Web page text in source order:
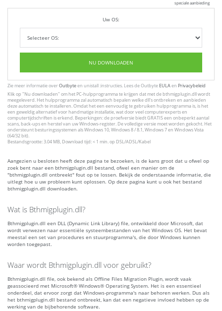
speciale aanbieding
Uw OS:
NU DOWNLOADEN
Zie meer informatie overOutbyteen unistall :instructies. Lees de Outbyte EULAen Privacybeleid
Klik op "Nu downloaden" om het PC-hulpprogramma te krijgen dat met de bthmigplugin.dll wordt
meegeleverd. Het hulpprogramma zal automatisch bepalen welke dll's ontbreken en aanbieden
deze automatisch te installeren. Omdat het een eenvoudig te gebruiken hulpprogramma is, is het
een geweldig alternatief voor handmatige installatie, wat door veel computerexperts en
computertijdschriften is erkend. Beperkingen: de proefversie biedt GRATIS een onbeperkt aantal
scans, back-ups en herstel van uw Windows-register. De volledige versie moet worden gekocht. Het
ondersteunt besturingssystemen als Windows 10, Windows 8 / 8.1, Windows 7 en Windows Vista
(64/32 bit).
Bestandsgrootte: 3.04 MB, Download tijd: < 1 min. op DSL/ADSL/Kabel
Aangezien u besloten heeft deze pagina te bezoeken, is de kans groot dat u ofwel op
zoek bent naar een bthmigplugin.dll bestand, ofwel een manier om de
"bthmigplugin.dll ontbreekt" fout op te lossen. Bekijk de onderstaande informatie, die
uitlegt hoe u uw probleem kunt oplossen. Op deze pagina kunt u ook het bestand
bthmigplugin.dll downloaden.
Wat is Bthmigplugin.dll?
Bthmigplugin.dll een DLL (Dynamic Link Library) file, ontwikkeld door Microsoft, dat
wordt verwezen naar essentiële systeembestanden van het Windows OS. Het bevat
meestal een set van procedures en stuurprogramma's, die door Windows kunnen
worden toegepast.
Waar wordt Bthmigplugin.dll voor gebruikt?
Bthmigplugin.dll file, ook bekend als Offline Files Migration Plugin, wordt vaak
geassocieerd met Microsoft® Windows® Operating System. Het is een essentieel
onderdeel, dat ervoor zorgt dat Windows-programma's naar behoren werken. Dus als
het bthmigplugin.dll bestand ontbreekt, kan dat een negatieve invloed hebben op de
werking van de bijbehorende software.